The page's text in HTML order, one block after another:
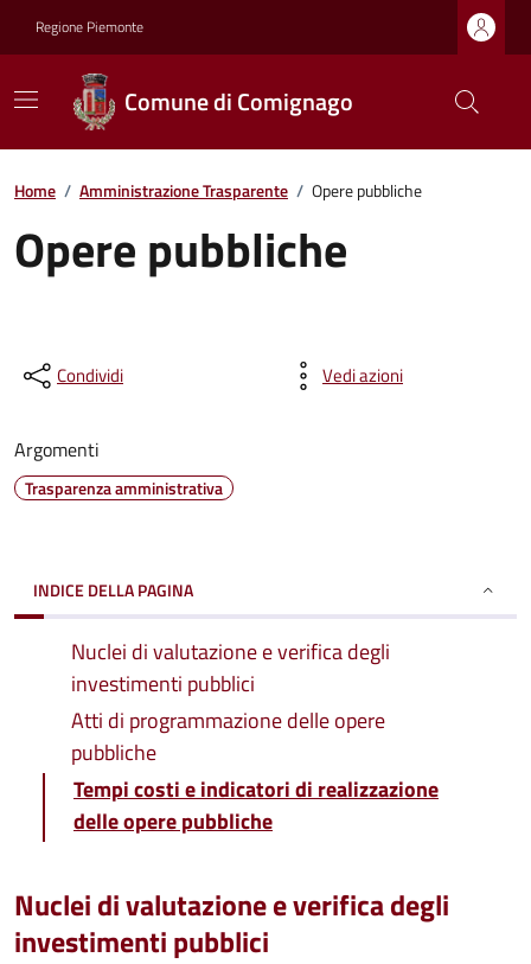
Regione Piemonte
Comune di Comignago
Home / Amministrazione Trasparente / Opere pubbliche
Opere pubbliche
Condividi Vedi azioni
Argomenti
Trasparenza amministrativa
INDICE DELLA PAGINA
Nuclei di valutazione e verifica degli
investimenti pubblici
Atti di programmazione delle opere
pubbliche
Tempi costi e indicatori di realizzazione
delle opere pubbliche
Nuclei di valutazione e verifica degli
investimenti pubblici